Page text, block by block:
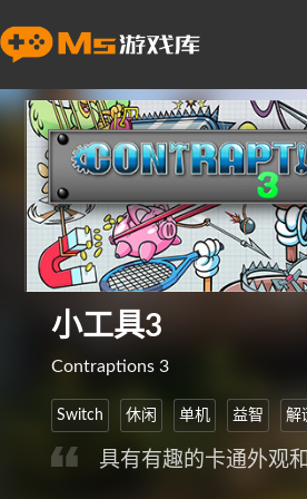
小工具3
Contraptions 3
Switch 休闲 单机 益智 解
具有有趣的卡通外观